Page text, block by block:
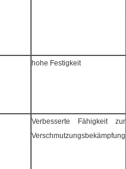
hohe Festigkeit
Verbesserte Fähigkeit zur
Verschmutzungsbekämpfung